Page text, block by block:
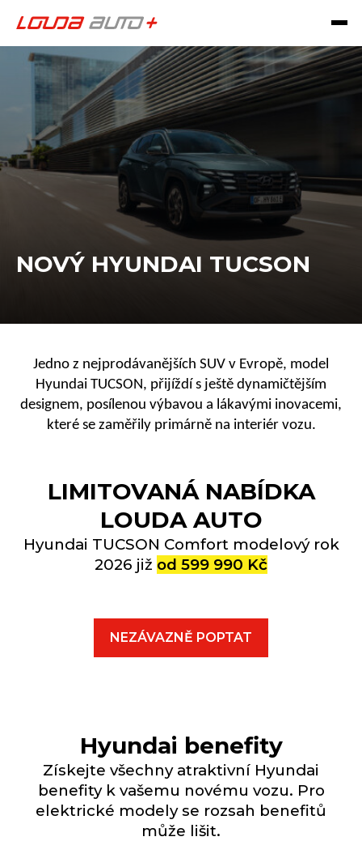
NOVÝ HYUNDAI TUCSON
Jedno z nejprodávanějších SUV v Evropě, model
Hyundai TUCSON, přijíždí s ještě dynamičtějším
designem, posílenou výbavou a lákavými inovacemi,
které se zaměřily primárně na interiér vozu.
LIMITOVANÁ NABÍDKA
LOUDA AUTO
Hyundai TUCSON Comfort modelový rok
2026 již od 599 990 Kč
NEZÁVAZNĚ POPTAT
Hyundai benefity
Získejte všechny atraktivní Hyundai
benefity k vašemu novému vozu. Pro
elektrické modely se rozsah benefitů
může lišit.